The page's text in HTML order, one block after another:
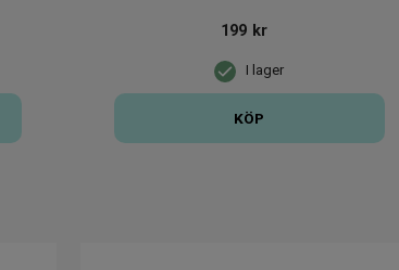
I lager
199 kr
KÖP